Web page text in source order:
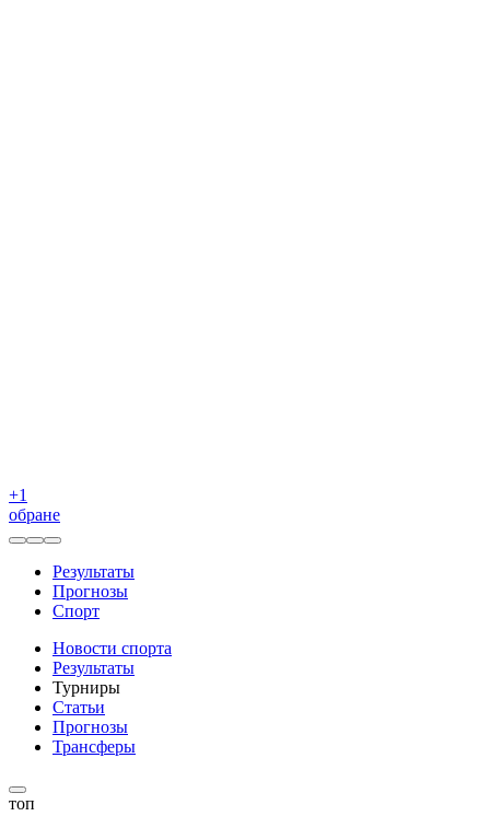
+1
обране
Результаты
Прогнозы
Спорт
Новости спорта
Результаты
Турниры
Статьи
Прогнозы
Трансферы
топ